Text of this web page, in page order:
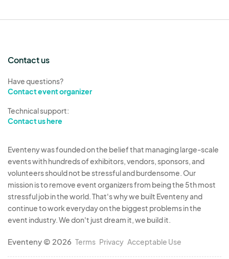
Contact us
Have questions?
Contact event organizer
Technical support:
Contact us here
Eventeny was founded on the belief that managing large-scale
events with hundreds of exhibitors, vendors, sponsors, and
volunteers should not be stressful and burdensome. Our
mission is to remove event organizers from being the 5th most
stressful job in the world. That's why we built Eventeny and
continue to work everyday on the biggest problems in the
event industry. We don't just dream it, we build it.
Eventeny © 2026 Terms Privacy Acceptable Use